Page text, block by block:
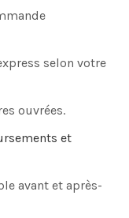
selon votre
ouvrées.
et
avant et après-